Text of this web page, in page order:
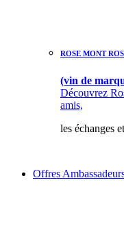
ROSE MONT
(vin de
Découvrez
amis,
les échanges
Offres